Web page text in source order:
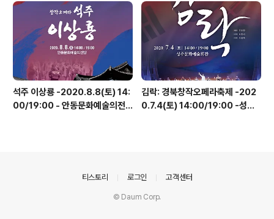
석주 이상룡 -2020.8.8(토) 14:
00/19:00 - 안동문화예술의전
김락: 경북창작오페라축제 -202
0.7.4(토) 14:00/19:00 -성주
티스토리 로그인 고객센터
© Daum Corp.